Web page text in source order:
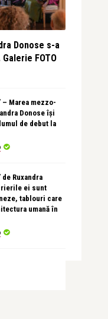
Donose s-a
Galerie FOTO
– Marea mezzo-
Donose își
de debut la
Ruxandra
ei sunt
tablouri care
umană în